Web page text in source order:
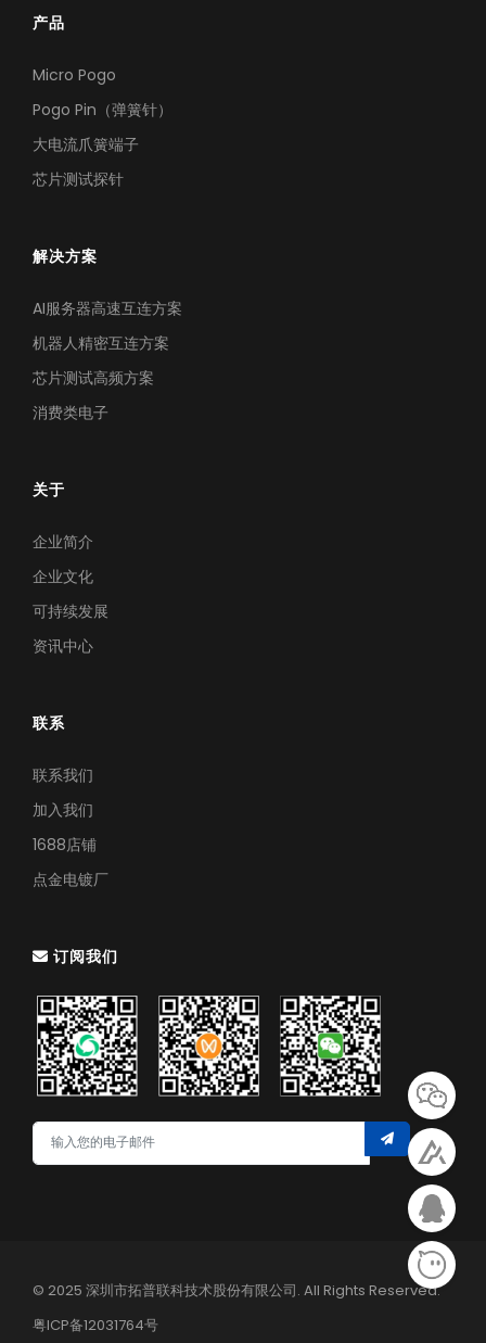
产品
Micro Pogo
Pogo Pin（弹簧针）
大电流爪簧端子
芯片测试探针
解决方案
AI服务器高速互连方案
机器人精密互连方案
芯片测试高频方案
消费类电子
关于
企业简介
企业文化
可持续发展
资讯中心
联系
联系我们
加入我们
1688店铺
点金电镀厂
订阅我们
© 2025 深圳市拓普联科技术股份有限公司. All Rights Reserved.
粤ICP备12031764号